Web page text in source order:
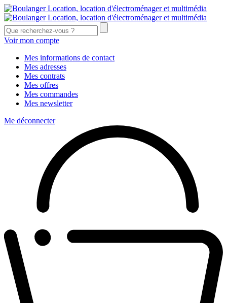
Voir mon compte
Mes informations de contact
Mes adresses
Mes contrats
Mes offres
Mes commandes
Mes newsletter
Me déconnecter